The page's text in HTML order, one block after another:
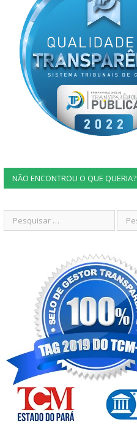
NÃO ENCONTROU O QUE QUERIA?